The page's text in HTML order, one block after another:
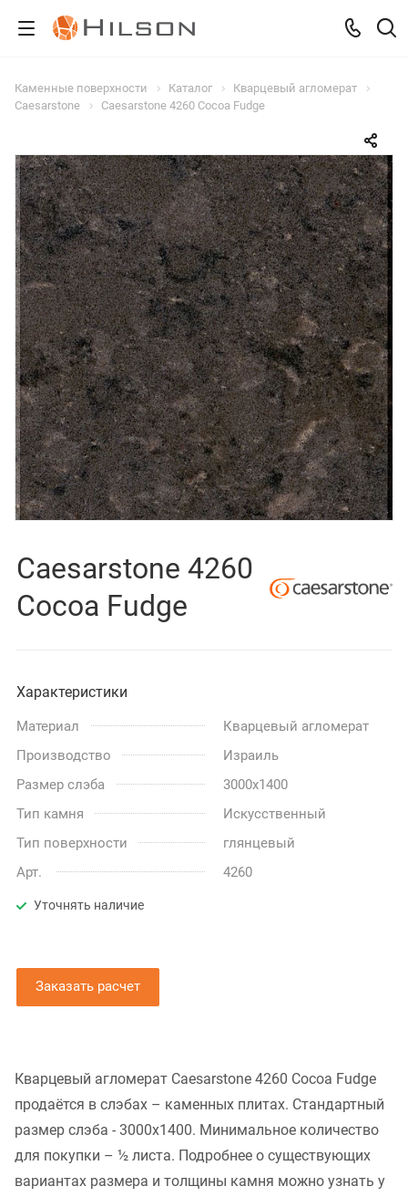
Каменные поверхности Каталог
Кварцевый агломерат
Caesarstone
Caesarstone 4260 Cocoa Fudge
Caesarstone 4260
Cocoa Fudge
Характеристики
Материал
Кварцевый агломерат
Производство
Израиль
Размер слэба
3000x1400
Тип камня
Искусственный
Тип поверхности
глянцевый
Арт.
4260
Уточнять наличие
Заказать расчет
Кварцевый агломерат Caesarstone 4260 Cocoa Fudge
продаётся в слэбах – каменных плитах. Стандартный
размер слэба - 3000x1400. Минимальное количество
для покупки – ½ листа. Подробнее о существующих
вариантах размера и толщины камня можно узнать у